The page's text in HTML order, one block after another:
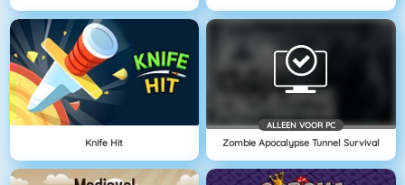
Knife Hit
ALLEEN VOOR PC
Zombie Apocalypse Tunnel Survival